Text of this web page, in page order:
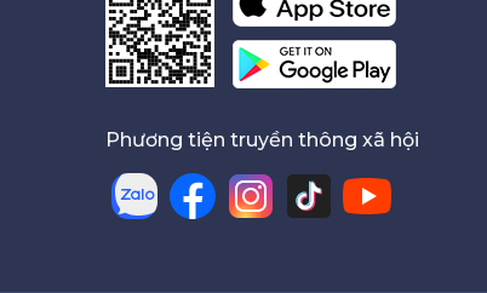
Phương tiện truyền thông xã hội